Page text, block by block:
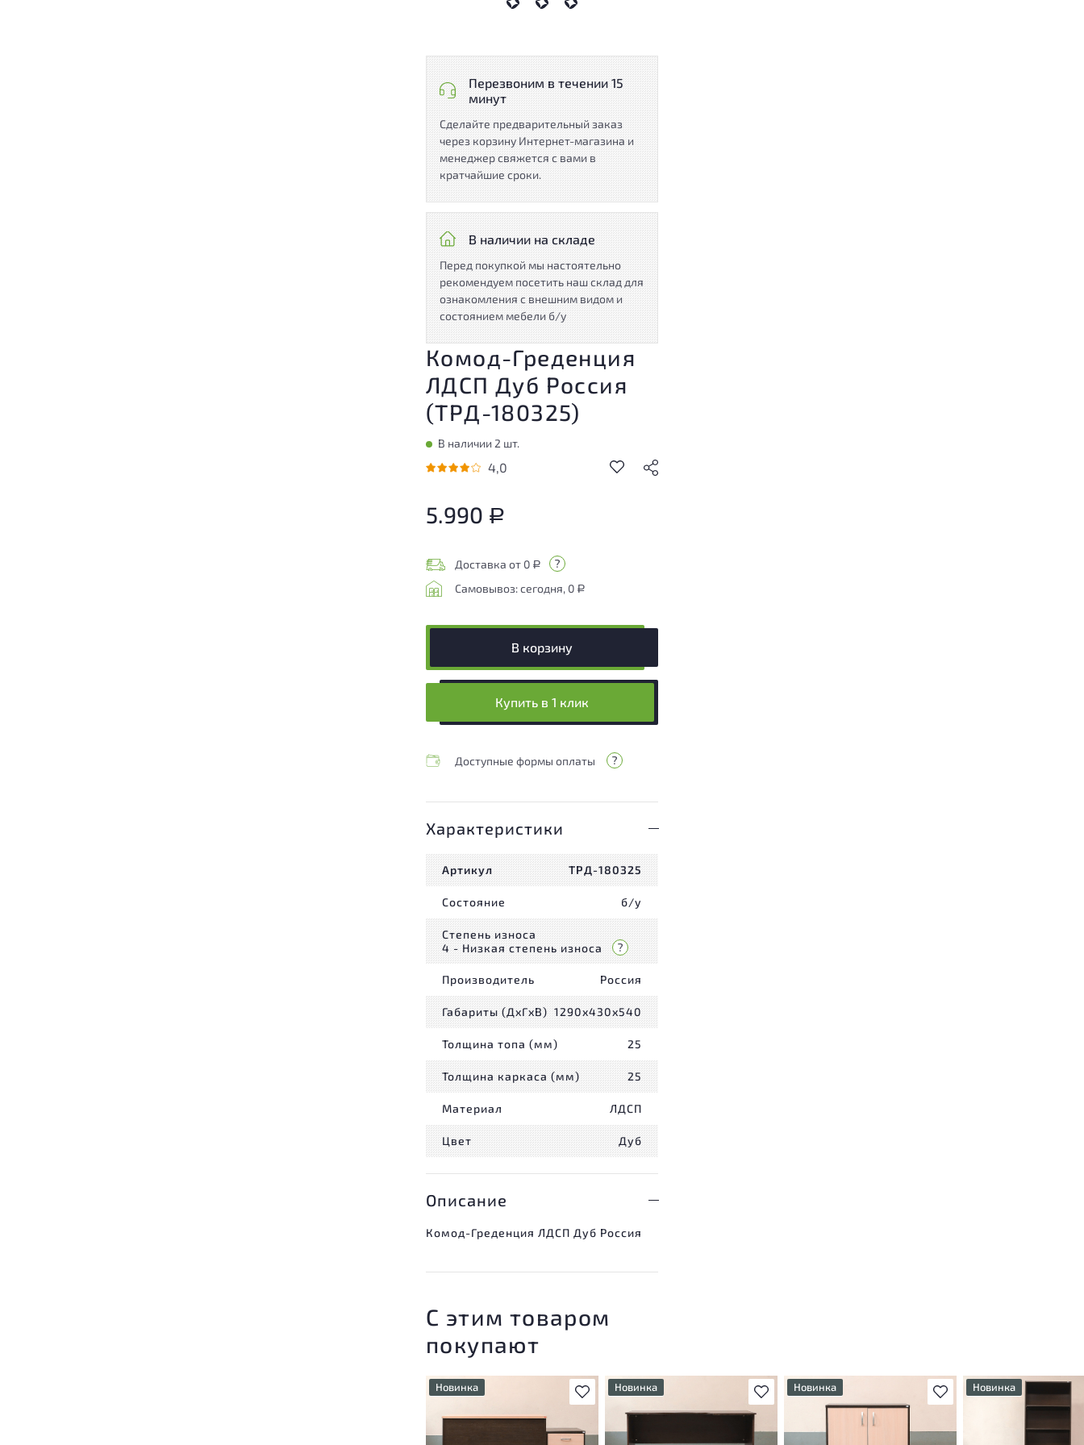
Перезвоним в течении 15
минут
Сделайте предварительный заказ
через корзину Интернет-магазина и
менеджер свяжется с вами в
кратчайшие сроки.
В наличии на складе
Перед покупкой мы настоятельно
рекомендуем посетить наш склад для
ознакомления с внешним видом и
состоянием мебели б/у
Комод-Греденция
ЛДСП Дуб Россия
(ТРД-180325)
В наличии 2 шт.
4,0
5.990 Р
Доставка от 0 Р
Самовывоз: сегодня, 0 Р
В корзину
Купить в 1 клик
Доступные формы оплаты
Характеристики
Артикул ТРД-180325
Состояние б/у
Степень износа
4 - Низкая степень износа
Производитель Россия
Габариты (ДxГxВ) 1290x430x540
Толщина топа (мм) 25
Толщина каркаса (мм) 25
Материал ЛДСП
Цвет Дуб
Описание
Комод-Греденция ЛДСП Дуб Россия
С этим товаром
покупают
В избранное
Новинка
незначительные следы
эксплуатации, не влияющие
В избранное
Новинка
У товара присутствуют
незначительные следы
эксплуатации, не влияющие
В избранное
Новинка
У товара присутствуют
незначительные следы
эксплуатации, не влияющие
Новинка
эксплуатации, не